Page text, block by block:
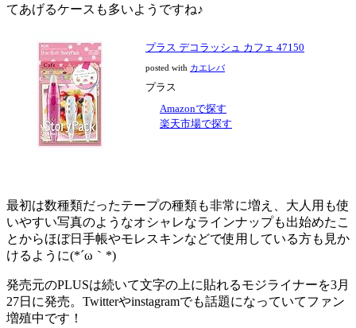
てあげるケースも多いようですね♪
プラス デコラッシュ カフェ 47150
posted with カエレバ
プラス
Amazonで探す
楽天市場で探す
最初は数種類だったテープの種類も非常に増え、大人用も使
いやすい写真のようなオシャレなラインナップも出始めたこ
とからほぼ日手帳やモレスキンなどで使用している方も見か
けるように(*´ω｀*)
発売元のPLUSは続いて文字の上に貼れるモジライナーを3月
27日に発売。Twitterやinstagramでも話題になっていてファン
増殖中です！